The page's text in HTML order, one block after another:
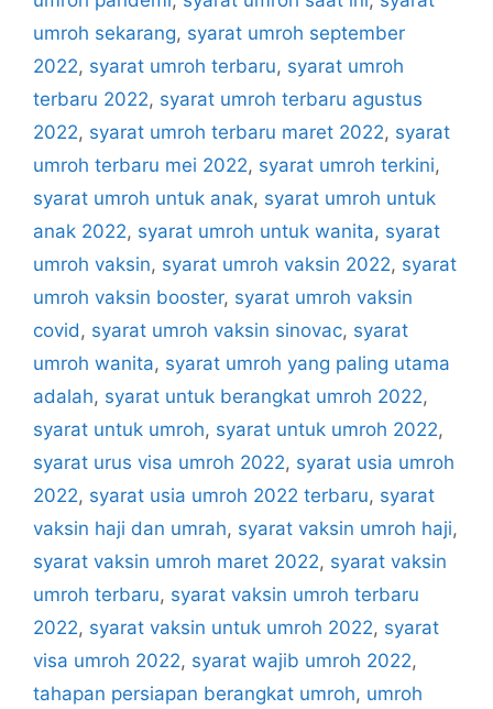
umroh sekarang, syarat umroh september
2022, syarat umroh terbaru, syarat umroh
terbaru 2022, syarat umroh terbaru agustus
2022, syarat umroh terbaru maret 2022, syarat
umroh terbaru mei 2022, syarat umroh terkini,
syarat umroh untuk anak, syarat umroh untuk
anak 2022, syarat umroh untuk wanita, syarat
umroh vaksin, syarat umroh vaksin 2022, syarat
umroh vaksin booster, syarat umroh vaksin
covid , syarat umroh vaksin sinovac, syarat
umroh wanita, syarat umroh yang paling utama
adalah, syarat untuk berangkat umroh 2022,
syarat untuk umroh, syarat untuk umroh 2022,
syarat urus visa umroh 2022, syarat usia umroh
2022, syarat usia umroh 2022 terbaru, syarat
vaksin haji dan umrah, syarat vaksin umroh haji,
syarat vaksin umroh maret 2022, syarat vaksin
umroh terbaru, syarat vaksin umroh terbaru
2022, syarat vaksin untuk umroh 2022, syarat
visa umroh 2022, syarat wajib umroh 2022,
tahapan persiapan berangkat umroh, umroh